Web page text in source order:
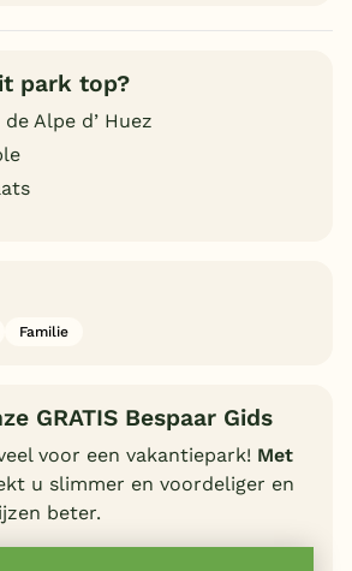
park top?
Alpe d’ Huez
Familie
GRATIS Bespaar Gids
voor een vakantiepark! Met
u slimmer en voordeliger en
beter.